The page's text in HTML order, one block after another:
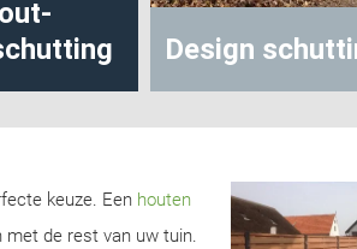
schutting
keuze. Een houten
de rest van uw tuin.